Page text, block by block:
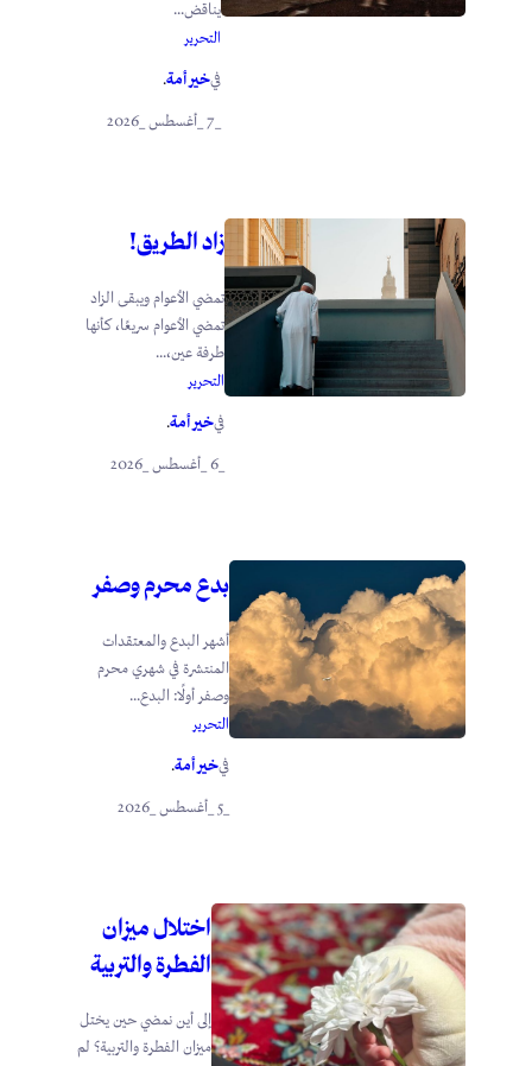
يناقض...
التحرير
فيخير أمة.
زاد الطريق!
تمضي الأعوام ويبقى الزاد
تمضي الأعوام سريعًا، كأنها
طرفة عين،...
التحرير
فيخير أمة.
بدع محرم وصفر
أشهر البدع والمعتقدات
المنتشرة في شهري محرم
وصفر أولًا: البدع...
التحرير
فيخير أمة.
_5 _أغسطس _2026
اختلال ميزان
الفطرة والتربية
إلى أين نمضي حين يختل
ميزان الفطرة والتربية؟ لم